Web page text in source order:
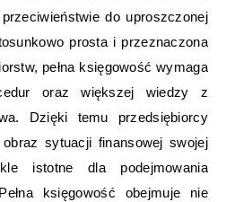
do uproszczonej
prosta i przeznaczona
pełna księgowość wymaga
oraz większej wiedzy z
Dzięki temu przedsiębiorcy
sytuacji finansowej swojej
istotne dla podejmowania
księgowość obejmuje nie